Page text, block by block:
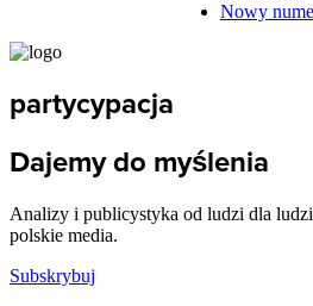
Nowy
partycypacja
Dajemy do myślenia
Analizy i publicystyka od ludzi dla
polskie media.
Subskrybuj